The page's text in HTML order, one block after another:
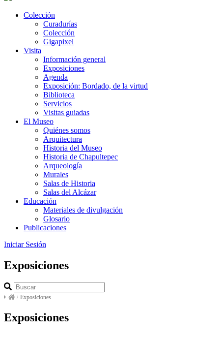
Colección
Curadurías
Colección
Gigapixel
Visita
Información general
Exposiciones
Agenda
Exposición: Bordado, de la virtud
Biblioteca
Servicios
Visitas guiadas
El Museo
Quiénes somos
Arquitectura
Historia del Museo
Historia de Chapultepec
Arqueología
Murales
Salas de Historia
Salas del Alcázar
Educación
Materiales de divulgación
Glosario
Publicaciones
Iniciar Sesión
Exposiciones
/ Exposiciones
Exposiciones